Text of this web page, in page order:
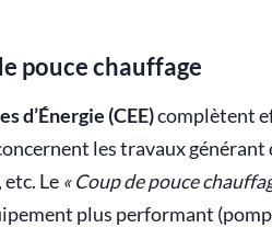
pouce chauffage
d’Énergie (CEE)complètent
les travaux
Le « Coup de pouce
plus performant